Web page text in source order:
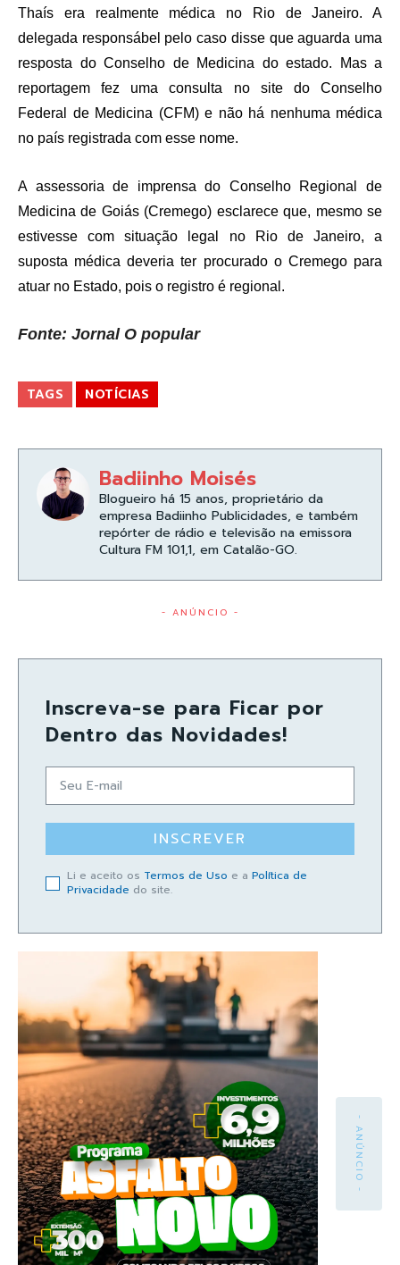
Thaís era realmente médica no Rio de Janeiro. A
delegada responsábel pelo caso disse que aguarda uma
resposta do Conselho de Medicina do estado. Mas a
reportagem fez uma consulta no site do Conselho
Federal de Medicina (CFM) e não há nenhuma médica
no país registrada com esse nome.
A assessoria de imprensa do Conselho Regional de
Medicina de Goiás (Cremego) esclarece que, mesmo se
estivesse com situação legal no Rio de Janeiro, a
suposta médica deveria ter procurado o Cremego para
atuar no Estado, pois o registro é regional.
Fonte: Jornal O popular
TAGS NOTÍCIAS
Badiinho Moisés
Blogueiro há 15 anos, proprietário da
empresa Badiinho Publicidades, e também
repórter de rádio e televisão na emissora
Cultura FM 101,1, em Catalão-GO.
- ANÚNCIO -
Inscreva-se para Ficar por
Dentro das Novidades!
INSCREVER
Li e aceito os Termos de Uso e a Política de
Privacidade do site.
- ANÚNCIO -